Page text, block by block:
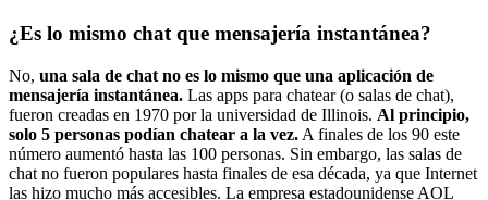
¿Es lo mismo chat que mensajería instantánea?
No, una sala de chat no es lo mismo que una aplicación de
mensajería instantánea. Las apps para chatear (o salas de chat),
fueron creadas en 1970 por la universidad de Illinois. Al principio,
solo 5 personas podían chatear a la vez. A finales de los 90 este
número aumentó hasta las 100 personas. Sin embargo, las salas de
chat no fueron populares hasta finales de esa década, ya que Internet
las hizo mucho más accesibles. La empresa estadounidense AOL